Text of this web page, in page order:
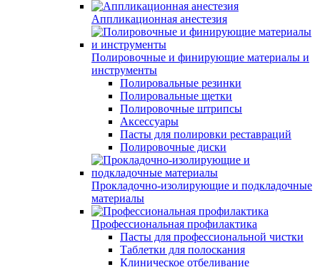
Аппликационная анестезия
Полировочные и финирующие материалы и
инструменты
Полировальные резинки
Полировальные щетки
Полировочные штрипсы
Аксессуары
Пасты для полировки реставраций
Полировочные диски
Прокладочно-изолирующие и подкладочные
материалы
Профессиональная профилактика
Пасты для профессиональной чистки
Таблетки для полоскания
Клиническое отбеливание